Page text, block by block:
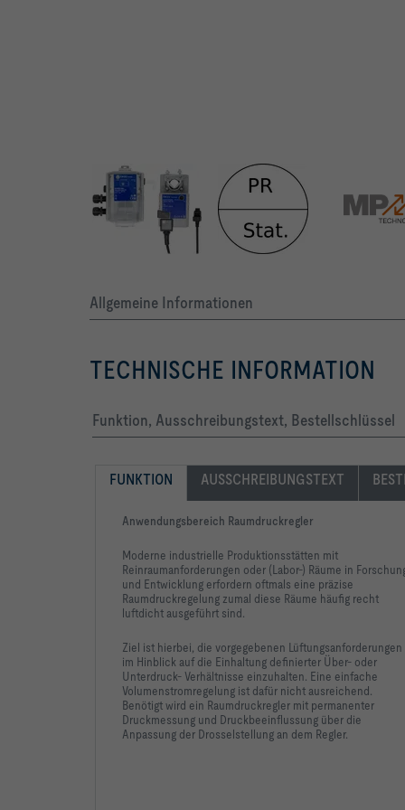
Allgemeine Informationen
TECHNISCHE INFORMATION
Funktion, Ausschreibungstext, Bestellschlüssel
FUNKTION AUSSCHREIBUNGSTEXT
Anwendungsbereich Raumdruckregler
Moderne industrielle Produktionsstätten mit
Reinraumanforderungen oder (Labor-) Räume in
und Entwicklung erfordern oftmals eine präzise
Raumdruckregelung zumal diese Räume häufig recht
luftdicht ausgeführt sind.
Ziel ist hierbei, die vorgegebenen Lüftungsanforderungen
im Hinblick auf die Einhaltung definierter Über- oder
Unterdruck- Verhältnisse einzuhalten. Eine einfache
Volumenstromregelung ist dafür nicht ausreichend.
Benötigt wird ein Raumdruckregler mit permanenter
Druckmessung und Druckbeeinflussung über die
Anpassung der Drosselstellung an dem Regler.